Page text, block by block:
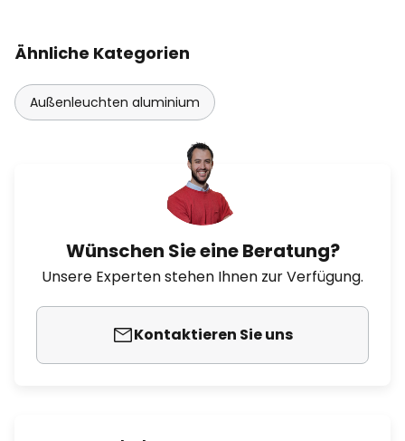
Ähnliche Kategorien
Außenleuchten aluminium
Wünschen Sie eine Beratung?
Unsere Experten stehen Ihnen zur Verfügung.
Kontaktieren Sie uns